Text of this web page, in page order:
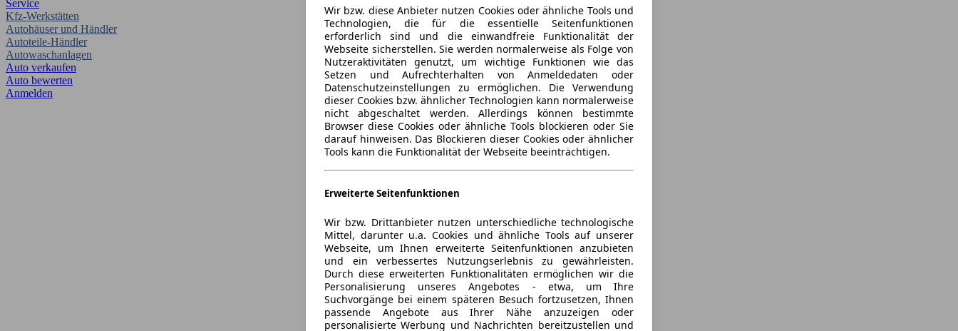
Service
Kfz-Werkstätten
Autohäuser und Händler
Autoteile-Händler
Autowaschanlagen
Auto verkaufen
Auto bewerten
Anmelden
Wir bzw. diese Anbieter nutzen Cookies oder ähnliche Tools und
Technologien, die für die essentielle Seitenfunktionen
erforderlich sind und die einwandfreie Funktionalität der
Webseite sicherstellen. Sie werden normalerweise als Folge von
Nutzeraktivitäten genutzt, um wichtige Funktionen wie das
Setzen und Aufrechterhalten von Anmeldedaten oder
Datenschutzeinstellungen zu ermöglichen. Die Verwendung
dieser Cookies bzw. ähnlicher Technologien kann normalerweise
nicht abgeschaltet werden. Allerdings können bestimmte
Browser diese Cookies oder ähnliche Tools blockieren oder Sie
darauf hinweisen. Das Blockieren dieser Cookies oder ähnlicher
Tools kann die Funktionalität der Webseite beeinträchtigen.
Erweiterte Seitenfunktionen
Wir bzw. Drittanbieter nutzen unterschiedliche technologische
Mittel, darunter u.a. Cookies und ähnliche Tools auf unserer
Webseite, um Ihnen erweiterte Seitenfunktionen anzubieten
und ein verbessertes Nutzungserlebnis zu gewährleisten.
Durch diese erweiterten Funktionalitäten ermöglichen wir die
Personalisierung unseres Angebotes - etwa, um Ihre
Suchvorgänge bei einem späteren Besuch fortzusetzen, Ihnen
passende Angebote aus Ihrer Nähe anzuzeigen oder
personalisierte Werbung und Nachrichten bereitzustellen und